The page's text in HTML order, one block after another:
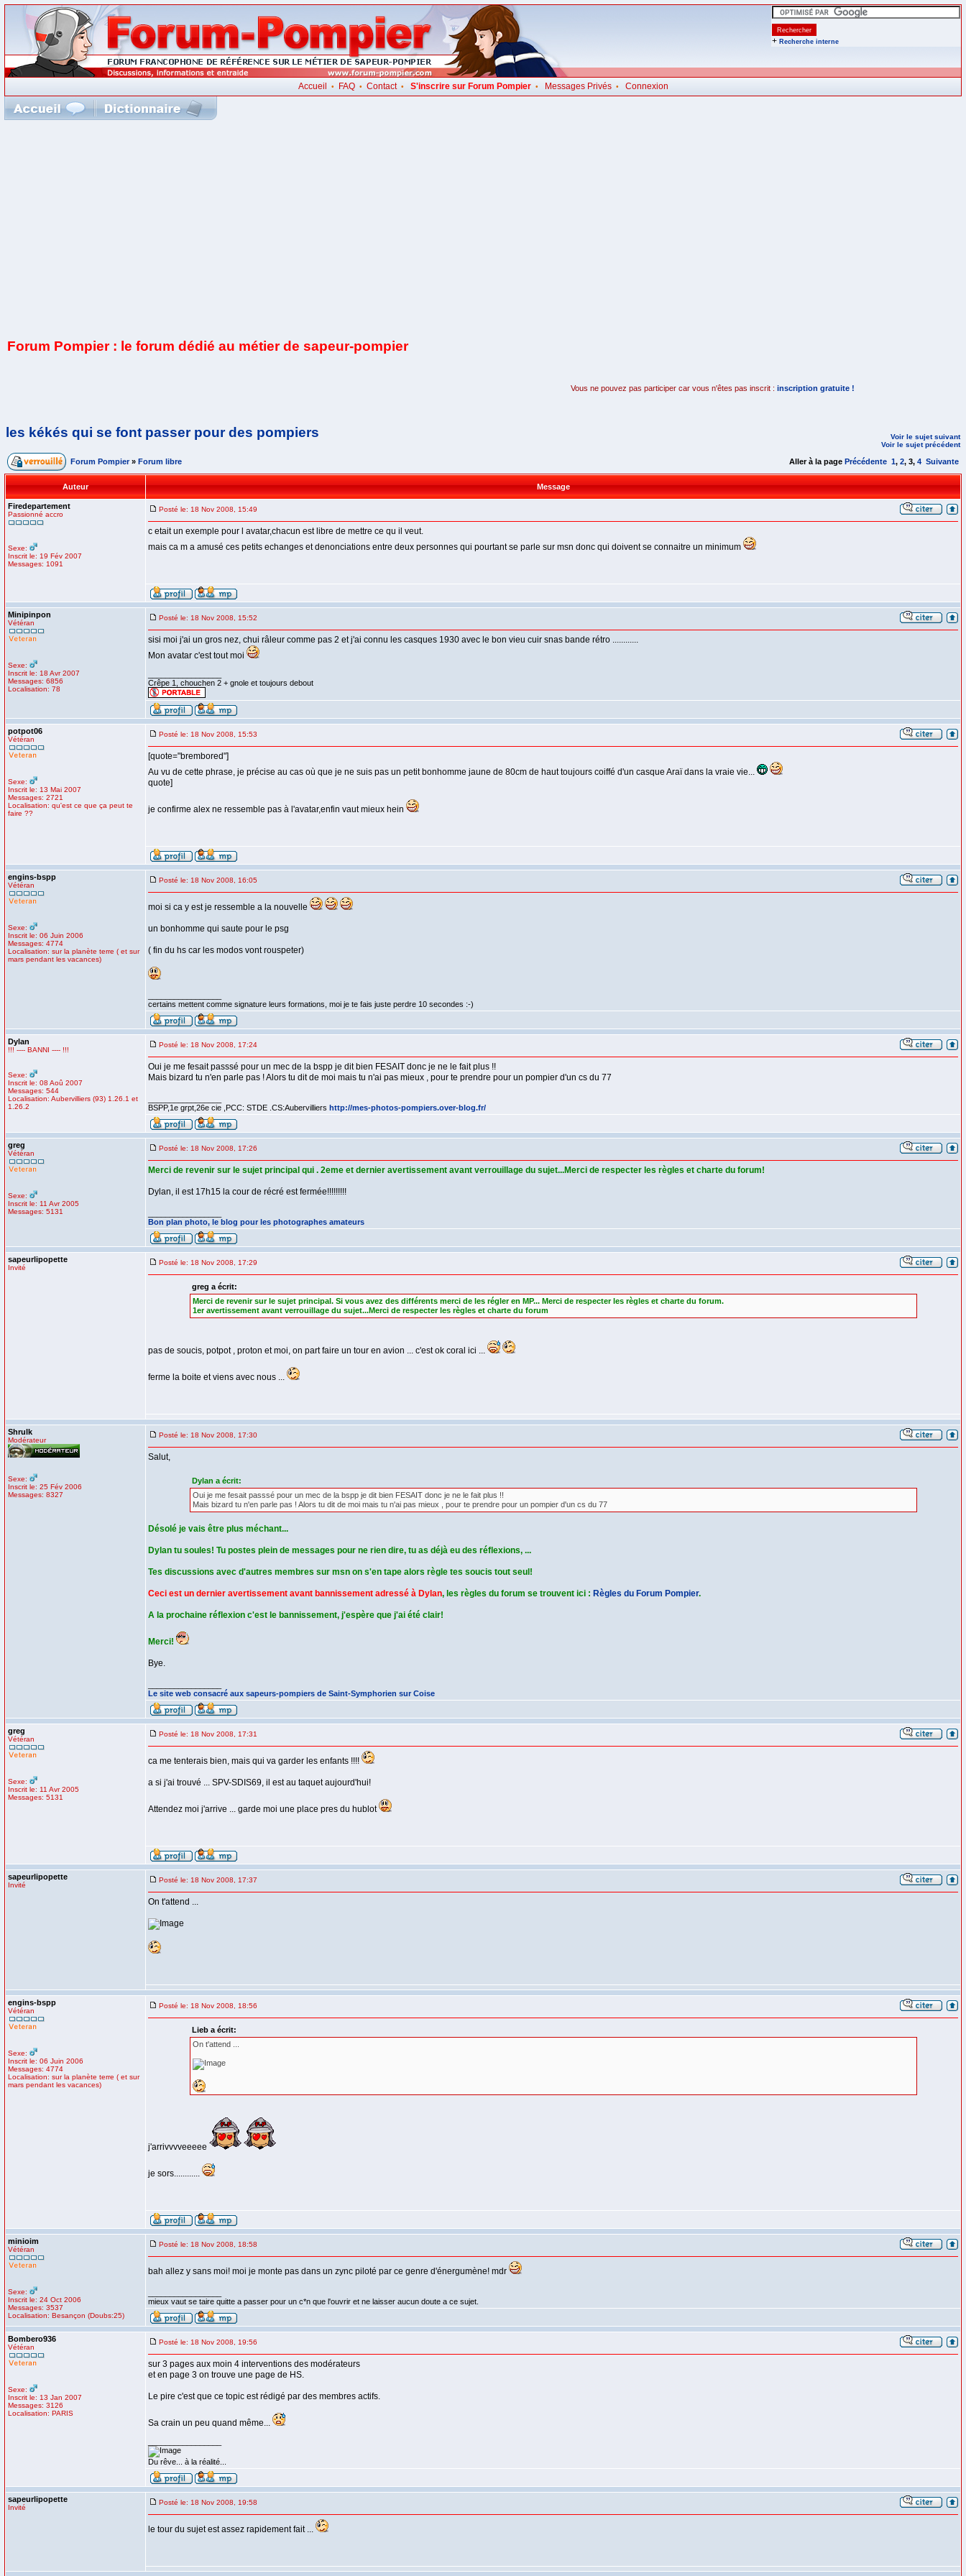
+ Recherche interne
Accueil • FAQ• Contact• S'inscrire sur Forum Pompier• Messages Privés• Connexion
Forum Pompier : le forum dédié au métier de sapeur-pompier
Vous ne pouvez pas participer car vous n'êtes pas inscrit : inscription gratuite !
les kékés qui se font passer pour des pompiers
Voir le sujet suivant
Voir le sujet précédent
Forum Pompier » Forum libre Aller à la page Précédente 1, 2, 3, 4 Suivante
Auteur Message
Firedepartement
Passionné accro
Sexe:
Inscrit le: 19 Fév 2007
Messages: 1091
Posté le: 18 Nov 2008, 15:49
c etait un exemple pour l avatar,chacun est libre de mettre ce qu il veut.
mais ca m a amusé ces petits echanges et denonciations entre deux personnes qui pourtant se parle sur msn donc qui doivent se connaitre un minimum
Minipinpon
Vétéran
Sexe:
Inscrit le: 18 Avr 2007
Messages: 6856
Localisation: 78
Posté le: 18 Nov 2008, 15:52
sisi moi j'ai un gros nez, chui râleur comme pas 2 et j'ai connu les casques 1930 avec le bon vieu cuir snas bande rétro ............
Mon avatar c'est tout moi
Crêpe 1, chouchen 2 + gnole et toujours debout
potpot06
Vétéran
Sexe:
Inscrit le: 13 Mai 2007
Messages: 2721
Localisation: qu'est ce que ça peut te
faire ??
Posté le: 18 Nov 2008, 15:53
[quote="brembored"]
Au vu de cette phrase, je précise au cas où que je ne suis pas un petit bonhomme jaune de 80cm de haut toujours coiffé d'un casque Araï dans la vraie vie...
quote]
je confirme alex ne ressemble pas à l'avatar,enfin vaut mieux hein
engins-bspp
Vétéran
Sexe:
Inscrit le: 06 Juin 2006
Messages: 4774
Localisation: sur la planète terre ( et sur
mars pendant les vacances)
Posté le: 18 Nov 2008, 16:05
moi si ca y est je ressemble a la nouvelle
un bonhomme qui saute pour le psg
( fin du hs car les modos vont rouspeter)
certains mettent comme signature leurs formations, moi je te fais juste perdre 10 secondes :-)
Dylan
!!! ---- BANNI ---- !!!
Sexe:
Inscrit le: 08 Aoû 2007
Messages: 544
Localisation: Aubervilliers (93) 1.26.1 et
1.26.2
Posté le: 18 Nov 2008, 17:24
Oui je me fesait passsé pour un mec de la bspp je dit bien FESAIT donc je ne le fait plus !!
Mais bizard tu n'en parle pas ! Alors tu dit de moi mais tu n'ai pas mieux , pour te prendre pour un pompier d'un cs du 77
BSPP,1e grpt,26e cie ,PCC: STDE .CS:Aubervilliers http://mes-photos-pompiers.over-blog.fr/
greg
Vétéran
Sexe:
Inscrit le: 11 Avr 2005
Messages: 5131
Posté le: 18 Nov 2008, 17:26
Merci de revenir sur le sujet principal qui . 2eme et dernier avertissement avant verrouillage du sujet...Merci de respecter les règles et charte du forum!
Dylan, il est 17h15 la cour de récré est fermée!!!!!!!!!
Bon plan photo, le blog pour les photographes amateurs
sapeurlipopette
Invité
Posté le: 18 Nov 2008, 17:29
greg a écrit:
Merci de revenir sur le sujet principal. Si vous avez des différents merci de les régler en MP... Merci de respecter les règles et charte du forum.
1er avertissement avant verrouillage du sujet...Merci de respecter les règles et charte du forum
pas de soucis, potpot , proton et moi, on part faire un tour en avion ... c'est ok coral ici ...
ferme la boite et viens avec nous ...
Shrulk
Modérateur
Sexe:
Inscrit le: 25 Fév 2006
Messages: 8327
Posté le: 18 Nov 2008, 17:30
Salut,
Dylan a écrit:
Oui je me fesait passsé pour un mec de la bspp je dit bien FESAIT donc je ne le fait plus !!
Mais bizard tu n'en parle pas ! Alors tu dit de moi mais tu n'ai pas mieux , pour te prendre pour un pompier d'un cs du 77
Désolé je vais être plus méchant...
Dylan tu soules! Tu postes plein de messages pour ne rien dire, tu as déjà eu des réflexions, ...
Tes discussions avec d'autres membres sur msn on s'en tape alors règle tes soucis tout seul!
Ceci est un dernier avertissement avant bannissement adressé à Dylan, les règles du forum se trouvent ici : Règles du Forum Pompier.
A la prochaine réflexion c'est le bannissement, j'espère que j'ai été clair!
Merci!
Bye.
Le site web consacré aux sapeurs-pompiers de Saint-Symphorien sur Coise
greg
Vétéran
Sexe:
Inscrit le: 11 Avr 2005
Messages: 5131
Posté le: 18 Nov 2008, 17:31
ca me tenterais bien, mais qui va garder les enfants !!!!
a si j'ai trouvé ... SPV-SDIS69, il est au taquet aujourd'hui!
Attendez moi j'arrive ... garde moi une place pres du hublot
sapeurlipopette
Invité
Posté le: 18 Nov 2008, 17:37
On t'attend ...
engins-bspp
Vétéran
Sexe:
Inscrit le: 06 Juin 2006
Messages: 4774
Localisation: sur la planète terre ( et sur
mars pendant les vacances)
Posté le: 18 Nov 2008, 18:56
Lieb a écrit:
On t'attend ...
j'arrivvvveeeee
je sors............
minioim
Vétéran
Sexe:
Inscrit le: 24 Oct 2006
Messages: 3537
Localisation: Besançon (Doubs:25)
Posté le: 18 Nov 2008, 18:58
bah allez y sans moi! moi je monte pas dans un zync piloté par ce genre d'énergumène! mdr
mieux vaut se taire quitte a passer pour un c*n que l'ouvrir et ne laisser aucun doute a ce sujet.
Bombero936
Vétéran
Sexe:
Inscrit le: 13 Jan 2007
Messages: 3126
Localisation: PARIS
Posté le: 18 Nov 2008, 19:56
sur 3 pages aux moin 4 interventions des modérateurs
et en page 3 on trouve une page de HS.
Le pire c'est que ce topic est rédigé par des membres actifs.
Sa crain un peu quand même...
Du rêve... à la réalité...
sapeurlipopette
Invité
Posté le: 18 Nov 2008, 19:58
le tour du sujet est assez rapidement fait ...